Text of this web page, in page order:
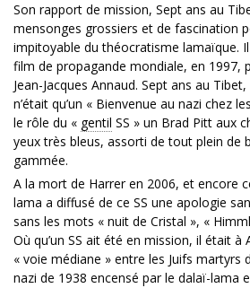
Son rapport de mission, Sept ans au
mensonges grossiers et de fascination
impitoyable du théocratisme lamaïque.
film de propagande mondiale, en 1997,
Jean-Jacques Annaud. Sept ans au
n’était qu’un « Bienvenue au nazi chez
le rôle du « gentil SS » un Brad Pitt aux
yeux très bleus, assorti de tout plein de
gammée.
A la mort de Harrer en 2006, et encore
lama a diffusé de ce SS une apologie
sans les mots « nuit de Cristal », «
Où qu’un SS ait été en mission, il était à
« voie médiane » entre les Juifs martyrs
nazi de 1938 encensé par le dalaï-lama